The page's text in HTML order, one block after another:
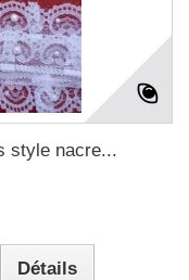
style nacre...
Détails